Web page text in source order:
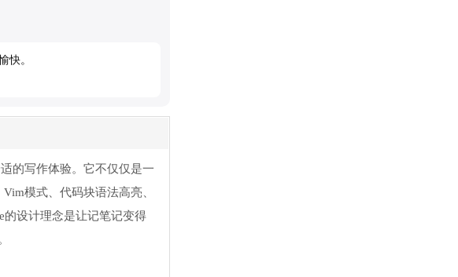
快。
的写作体验。它不仅仅是一
模式、代码块语法高亮、
的设计理念是让记笔记变得